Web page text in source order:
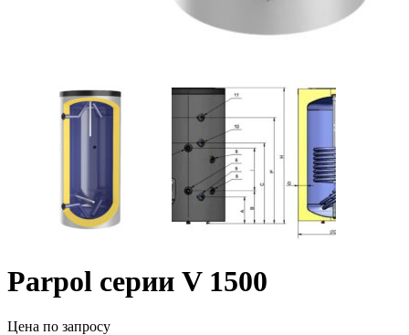
Parpol серии V 1500
Цена по запросу